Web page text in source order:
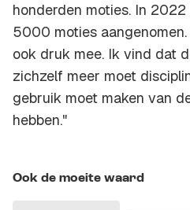
honderden moties. In
5000 moties
ook druk mee. Ik vind dat
zichzelf meer moet
gebruik moet maken van
hebben."
Ook de moeite waard